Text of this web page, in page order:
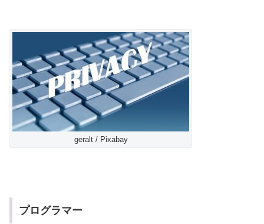
geralt / Pixabay
プログラマー